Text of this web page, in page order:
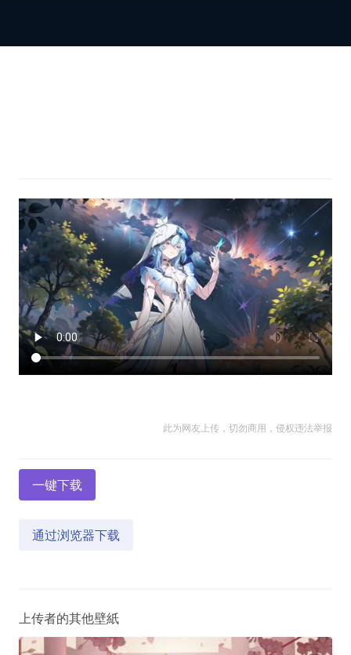
此为网友上传，切勿商用，侵权违法举报
一键下载
通过浏览器下载
上传者的其他壁紙